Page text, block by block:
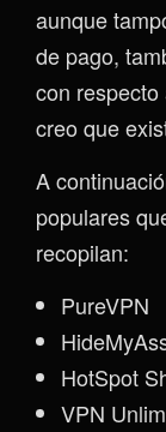
aunque
de pago,
con
creo que
A
populares
recopilan:
PureVPN
HotSpot
VPN